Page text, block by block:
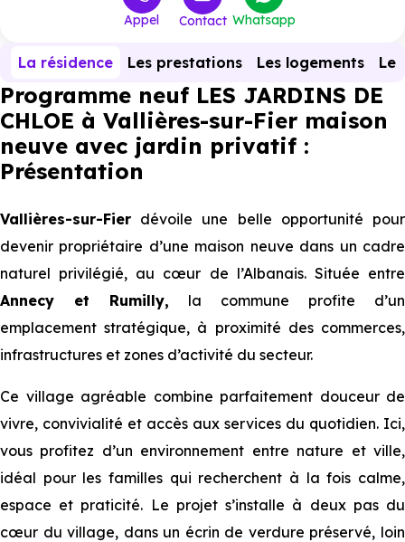
Appel Contact Whatsapp
La résidence Les prestations Les logements Le
Programme neuf LES JARDINS DE
CHLOE à Vallières-sur-Fier maison
neuve avec jardin privatif :
Présentation
Vallières-sur-Fier dévoile une belle opportunité pour
devenir propriétaire d’une maison neuve dans un cadre
naturel privilégié, au cœur de l’Albanais. Située entre
Annecy et Rumilly, la commune profite d’un
emplacement stratégique, à proximité des commerces,
infrastructures et zones d’activité du secteur.
Ce village agréable combine parfaitement douceur de
vivre, convivialité et accès aux services du quotidien. Ici,
vous profitez d’un environnement entre nature et ville,
idéal pour les familles qui recherchent à la fois calme,
espace et praticité. Le projet s’installe à deux pas du
cœur du village, dans un écrin de verdure préservé, loin